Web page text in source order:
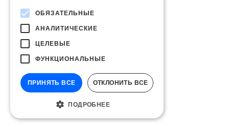
ОБЯЗАТЕЛЬНЫЕ
АНАЛИТИЧЕСКИЕ
ЦЕЛЕВЫЕ
ФУНКЦИОНАЛЬНЫЕ
ПРИНЯТЬ ВСЕ ОТКЛОНИТЬ ВСЕ
ПОДРОБНЕЕ